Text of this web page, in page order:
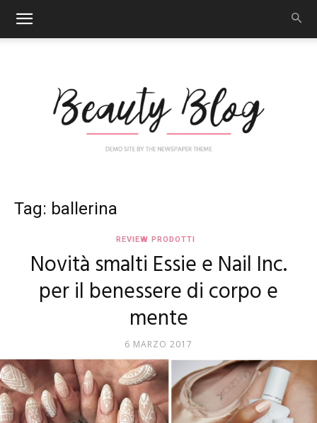
Art
Tag: ballerina
REVIEW PRODOTTI
Novità smalti Essie e Nail Inc.
per il benessere di corpo e
mente
6 MARZO 2017